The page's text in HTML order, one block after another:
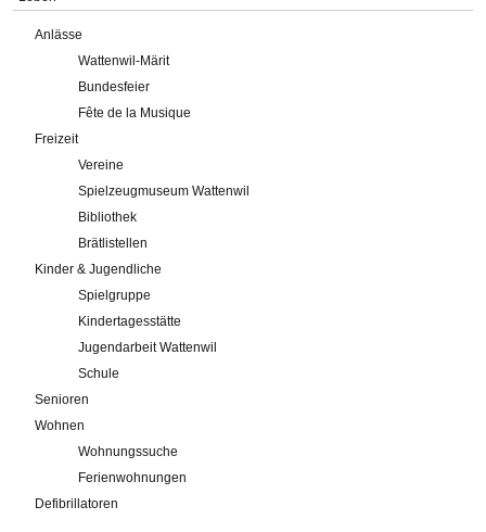
Anlässe
Wattenwil-Märit
Bundesfeier
Fête de la Musique
Freizeit
Vereine
Spielzeugmuseum Wattenwil
Bibliothek
Brätlistellen
Kinder & Jugendliche
Spielgruppe
Kindertagesstätte
Jugendarbeit Wattenwil
Schule
Senioren
Wohnen
Wohnungssuche
Ferienwohnungen
Defibrillatoren